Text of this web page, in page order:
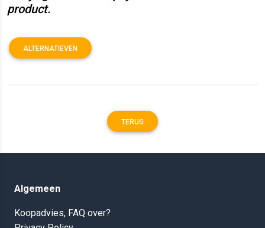
product.
ALTERNATIEVEN
TERUG
Algemeen
Koopadvies, FAQ over?